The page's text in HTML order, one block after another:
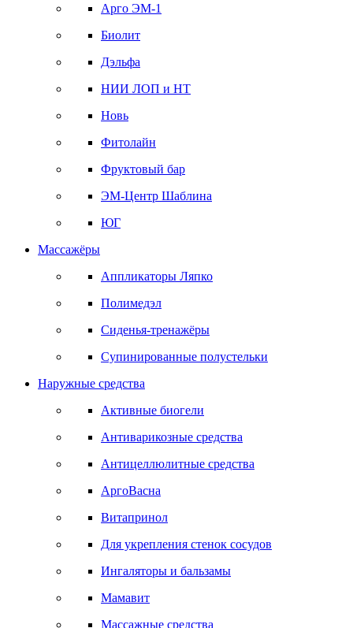
Арго ЭМ-1
Биолит
Дэльфа
НИИ ЛОП и НТ
Новь
Фитолайн
Фруктовый бар
ЭМ-Центр Шаблина
ЮГ
Массажёры
Аппликаторы Ляпко
Полимедэл
Сиденья-тренажёры
Супинированные полустельки
Наружные средства
Активные биогели
Антиварикозные средства
Антицеллюлитные средства
АргоВасна
Витапринол
Для укрепления стенок сосудов
Ингаляторы и бальзамы
Мамавит
Массажные средства